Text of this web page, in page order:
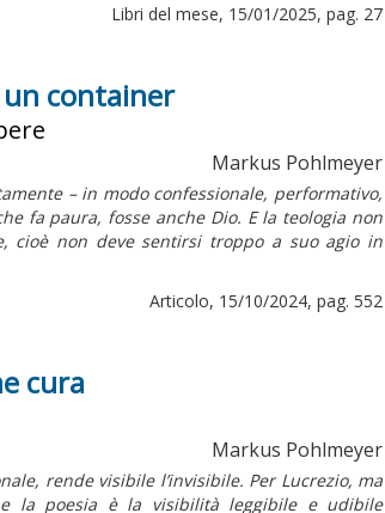
Libri del mese, 15/01/2025, pag. 27
container
Markus Pohlmeyer
– in modo confessionale, performativo,
fa paura, fosse anche Dio. E la teologia non
cioè non deve sentirsi troppo a suo agio in
Articolo, 15/10/2024, pag. 552
cura
Markus Pohlmeyer
rende visibile l’invisibile. Per Lucrezio, ma
la poesia è la visibilità leggibile e udibile